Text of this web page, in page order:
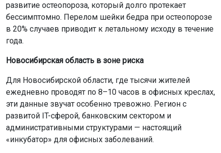
развитие остеопороза, который долго протекает
бессимптомно. Перелом шейки бедра при остеопорозе
в 20% случаев приводит к летальному исходу в течение
года.
Новосибирская область в зоне риска
Для Новосибирской области, где тысячи жителей
ежедневно проводят по 8–10 часов в офисных креслах,
эти данные звучат особенно тревожно. Регион с
развитой IT-сферой, банковским сектором и
административными структурами — настоящий
«инкубатор» для офисных заболеваний.